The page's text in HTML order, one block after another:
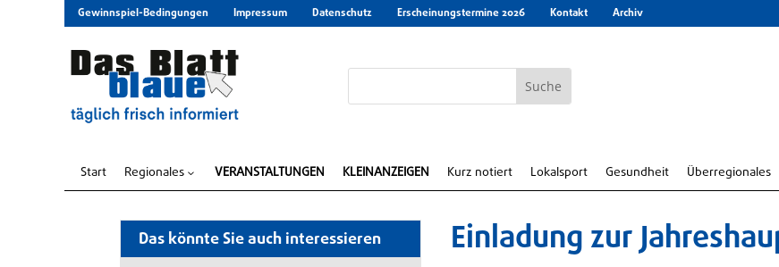
Gewinnspiel-Bedingungen Impressum Datenschutz Erscheinungstermine 2026 Kontakt Archiv
Start Regionales 3 VERANSTALTUNGEN KLEINANZEIGEN Kurz notiert Lokalsport Gesundheit Überregionales
Das könnte Sie auch interessieren Einladung zur